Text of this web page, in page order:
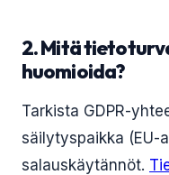
2. Mitä
huomioida?
Tarkista GDPR-
säilytyspaikka (EU-
salauskäytännöt.